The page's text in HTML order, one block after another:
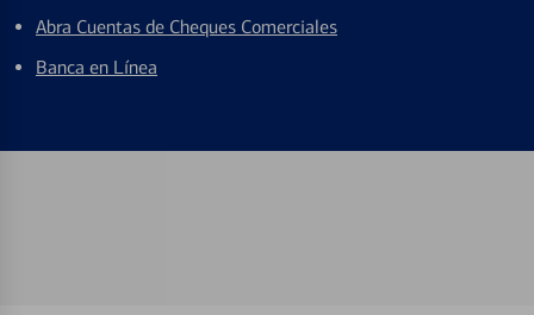
Abra Cuentas de Cheques Comerciales
Banca en Línea